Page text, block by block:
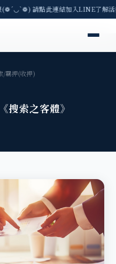
(❁´◡`❁) 請點此連結加入LINE了
/羈押(收押)
搜索之客體》